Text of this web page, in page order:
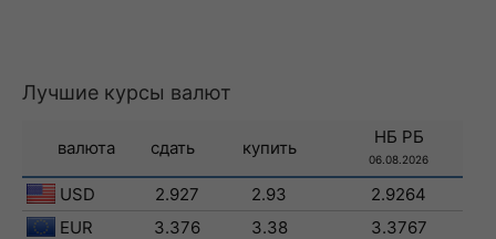
Лучшие курсы валют
валюта сдать купить
НБ РБ
06.08.2026
USD 2.927 2.93
2.9264
EUR
3.376 3.38
3.3767